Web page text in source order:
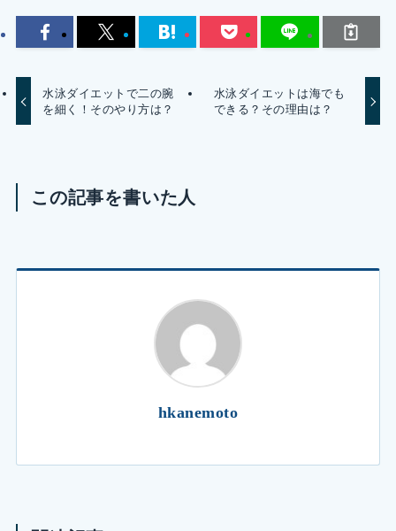
水泳ダイエットで二の腕
を細く！そのやり方は？
水泳ダイエットは海でも
できる？その理由は？
この記事を書いた人
hkanemoto